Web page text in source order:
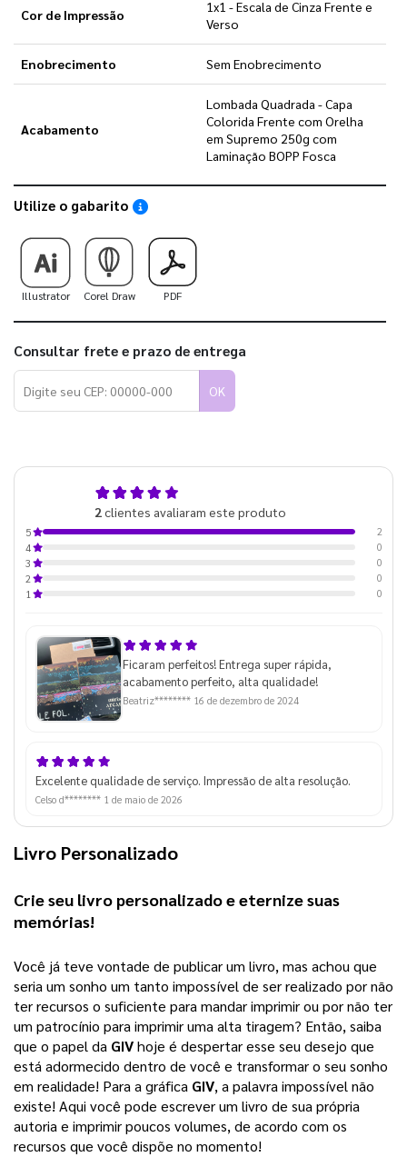
Cor de Impressão
1x1 - Escala de Cinza Frente e
Verso
Enobrecimento Sem Enobrecimento
Acabamento
Lombada Quadrada - Capa
Colorida Frente com Orelha
em Supremo 250g com
Laminação BOPP Fosca
Utilize o gabarito Saiba como utilizar os nossos gabaritos
Illustrator Corel Draw PDF
Consultar frete e prazo de entrega
OK
2clientes avaliaram este produto
5
2
4
0
3
0
2
0
1
0
Ficaram perfeitos! Entrega super rápida,
acabamento perfeito, alta qualidade!
Beatriz******** 16 de dezembro de 2024
Excelente qualidade de serviço. Impressão de alta resolução.
Celso d******** 1 de maio de 2026
Livro Personalizado
Crie seu livro personalizado e eternize suas
memórias!
Você já teve vontade de publicar um livro, mas achou que
seria um sonho um tanto impossível de ser realizado por não
ter recursos o suficiente para mandar imprimir ou por não ter
um patrocínio para imprimir uma alta tiragem? Então, saiba
que o papel da GIVhoje é despertar esse seu desejo que
está adormecido dentro de você e transformar o seu sonho
em realidade! Para a gráfica GIV, a palavra impossível não
existe! Aqui você pode escrever um livro de sua própria
autoria e imprimir poucos volumes, de acordo com os
recursos que você dispõe no momento!